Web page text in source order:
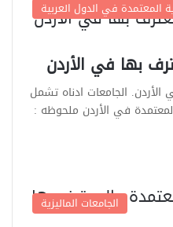
المعتمدة في الدول العربية
بها في الأردن
الأردن. الجامعات ادناه تشمل
في الأردن ملحوظه :
الجامعات الماليزية